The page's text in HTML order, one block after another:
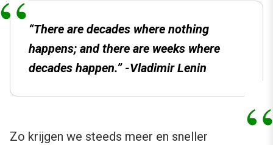
“There are decades where nothing
happens; and there are weeks where
decades happen.” -Vladimir Lenin
Zo krijgen we steeds meer en sneller